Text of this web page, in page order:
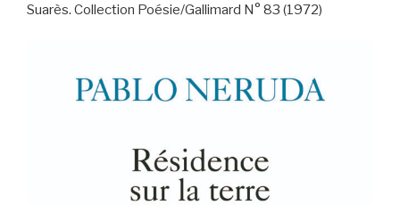
Suarès. Collection Poésie/Gallimard N° 83 (1972)